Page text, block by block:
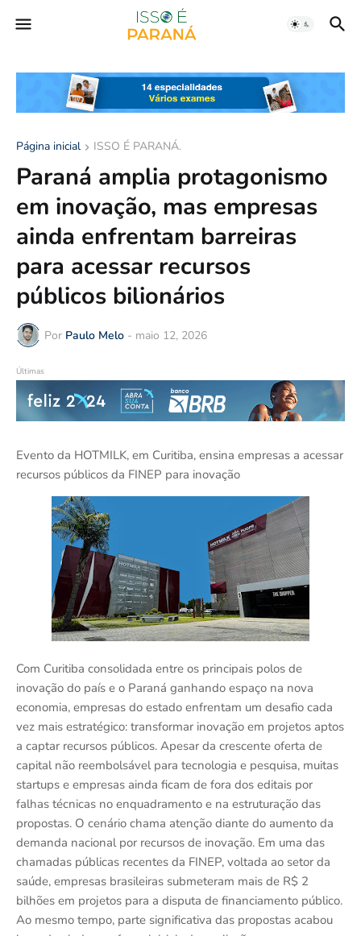
Página inicial ISSO É PARANÁ.
Paraná amplia protagonismo
em inovação, mas empresas
ainda enfrentam barreiras
para acessar recursos
públicos bilionários
Por Paulo Melo - maio 12, 2026
Últimas
Evento da HOTMILK, em Curitiba, ensina empresas a acessar
recursos públicos da FINEP para inovação
Com Curitiba consolidada entre os principais polos de
inovação do país e o Paraná ganhando espaço na nova
economia, empresas do estado enfrentam um desafio cada
vez mais estratégico: transformar inovação em projetos aptos
a captar recursos públicos. Apesar da crescente oferta de
capital não reembolsável para tecnologia e pesquisa, muitas
startups e empresas ainda ficam de fora dos editais por
falhas técnicas no enquadramento e na estruturação das
propostas. O cenário chama atenção diante do aumento da
demanda nacional por recursos de inovação. Em uma das
chamadas públicas recentes da FINEP, voltada ao setor da
saúde, empresas brasileiras submeteram mais de R$ 2
bilhões em projetos para a disputa de financiamento público.
Ao mesmo tempo, parte significativa das propostas acabou